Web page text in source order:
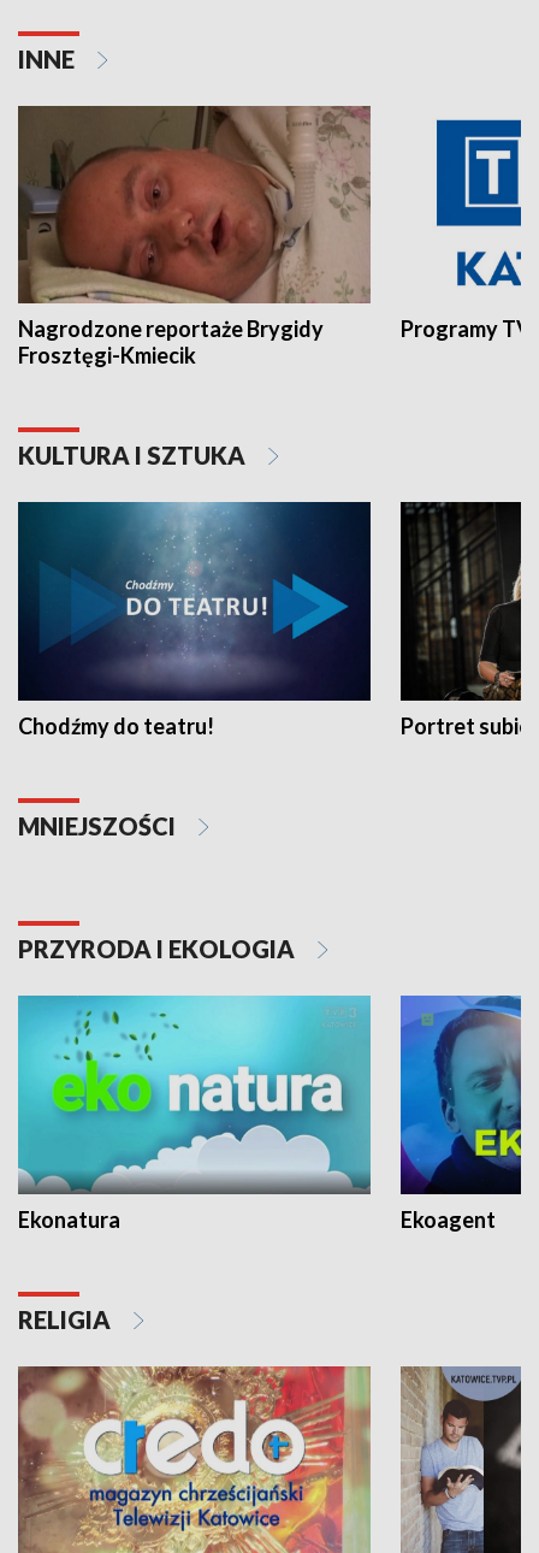
INNE
Nagrodzone reportaże Brygidy
Frosztęgi-Kmiecik
Programy
KULTURA I SZTUKA
Chodźmy do teatru! Portret
MNIEJSZOŚCI
PRZYRODA I EKOLOGIA
Ekonatura Ekoagent
RELIGIA